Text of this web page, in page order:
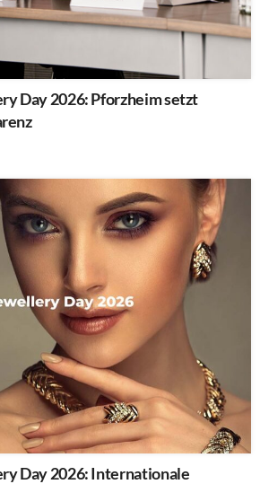
Day 2026: Pforzheim setzt
Day 2026: Internationale